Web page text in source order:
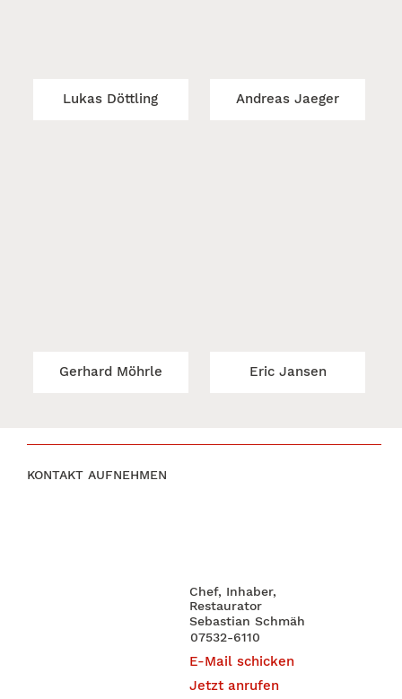
Lukas Döttling Andreas Jaeger
Gerhard Möhrle Eric Jansen
KONTAKT AUFNEHMEN
Chef, Inhaber,
Restaurator
Sebastian Schmäh
E-Mail schicken
07532-6110
Jetzt anrufen